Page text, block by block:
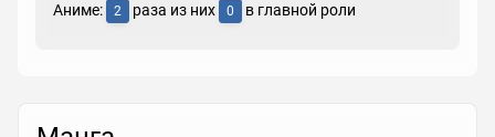
Аниме: 2 раза из них 0 в главной роли